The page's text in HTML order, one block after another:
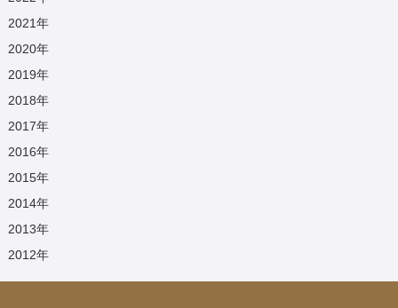
2021年
2020年
2019年
2018年
2017年
2016年
2015年
2014年
2013年
2012年